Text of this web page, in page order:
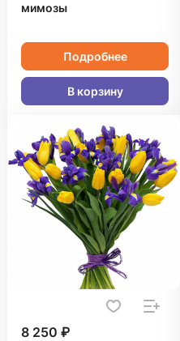
мимозы
Подробнее
В корзину
8 250 ₽